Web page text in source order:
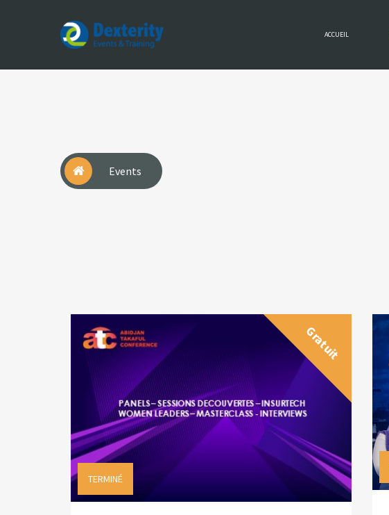
Dexterity
Events
ACCUEIL
Events
Gratuit
TERMINÉ